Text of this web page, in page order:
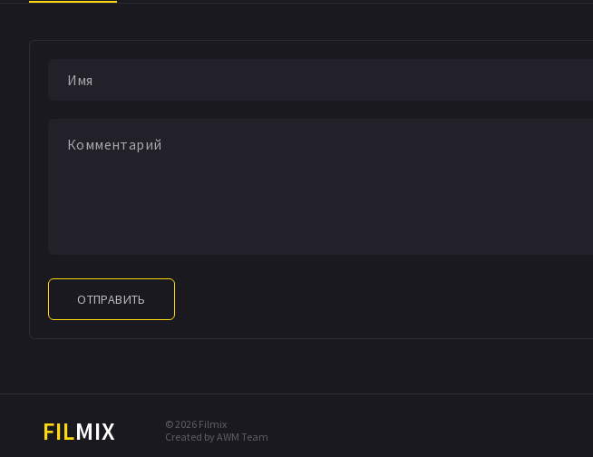
ОТПРАВИТЬ
FILMIX
© 2026 Filmix
Created by AWM Team